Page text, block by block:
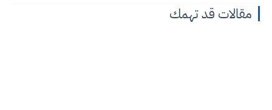
مقالات قد تهمك